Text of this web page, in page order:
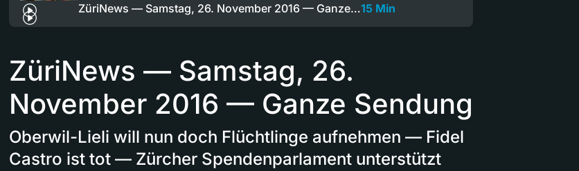
ZüriNews — Samstag, 26. November 2016 — Ganze…15 Min
ZüriNews — Samstag, 26.
November 2016 — Ganze Sendung
Oberwil-Lieli will nun doch Flüchtlinge aufnehmen — Fidel
Castro ist tot — Zürcher Spendenparlament unterstützt